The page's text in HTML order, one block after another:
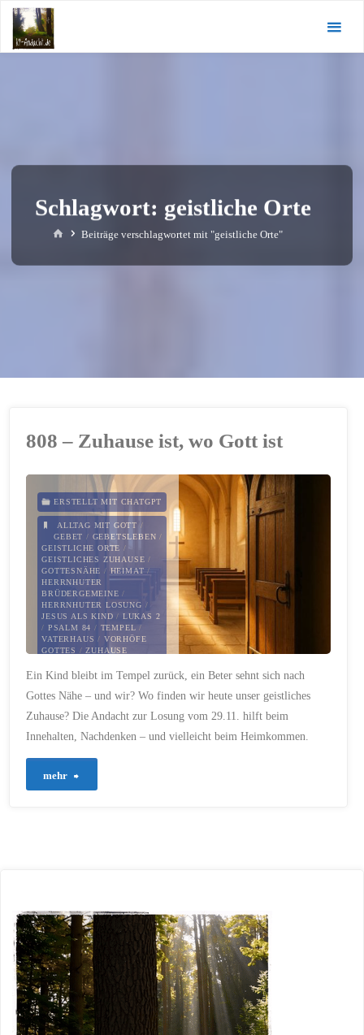
Zum
Inhalt
springen
Schlagwort: geistliche Orte
StartBeiträge verschlagwortet mit "geistliche Orte"
808 – Zuhause ist, wo Gott ist
ERSTELLT MIT CHATGPT
ALLTAG MIT GOTT /
GEBET / GEBETSLEBEN /
GEISTLICHE ORTE /
GEISTLICHES ZUHAUSE /
GOTTESNÄHE /HEIMAT /
HERRNHUTER
BRÜDERGEMEINE /
HERRNHUTER LOSUNG /
JESUS ALS KIND / LUKAS 2
/ PSALM 84 / TEMPEL /
VATERHAUS / VORHÖFE
GOTTES /ZUHAUSE
29. NOVEMBER 2025
Ein Kind bleibt im Tempel zurück, ein Beter sehnt sich nach
Gottes Nähe – und wir? Wo finden wir heute unser geistliches
Zuhause? Die Andacht zur Losung vom 29.11. hilft beim
Innehalten, Nachdenken – und vielleicht beim Heimkommen.
mehr
Gott
ist"